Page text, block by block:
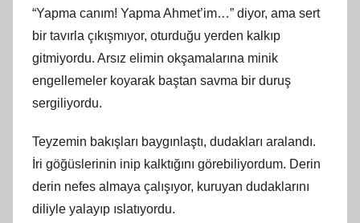
“Yapma canım! Yapma Ahmet’im…” diyor, ama sert
bir tavırla çıkışmıyor, oturduğu yerden kalkıp
gitmiyordu. Arsız elimin okşamalarına minik
engellemeler koyarak baştan savma bir duruş
sergiliyordu.
Teyzemin bakışları baygınlaştı, dudakları aralandı.
İri göğüslerinin inip kalktığını görebiliyordum. Derin
derin nefes almaya çalışıyor, kuruyan dudaklarını
diliyle yalayıp ıslatıyordu.